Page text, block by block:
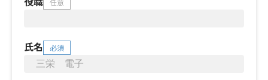
氏名 必須